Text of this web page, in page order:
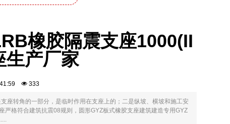
橡胶隔震支座1000(II
生产厂家
333
座转角的一部分，是临时作用在支座上的；二是纵坡、横坡和施工安
格符合建筑抗震08规则，圆形GYZ板式橡胶支座建筑建造专用GYZ